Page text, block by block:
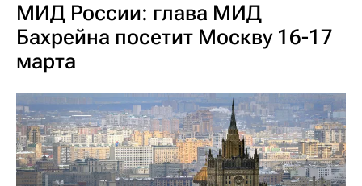
МИД России: глава МИД
Бахрейна посетит Москву 16-17
марта